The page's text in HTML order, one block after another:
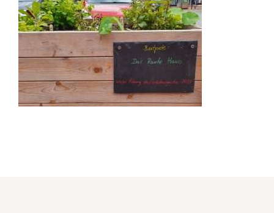
Impressionen
Über uns
SUCHE
NACH: